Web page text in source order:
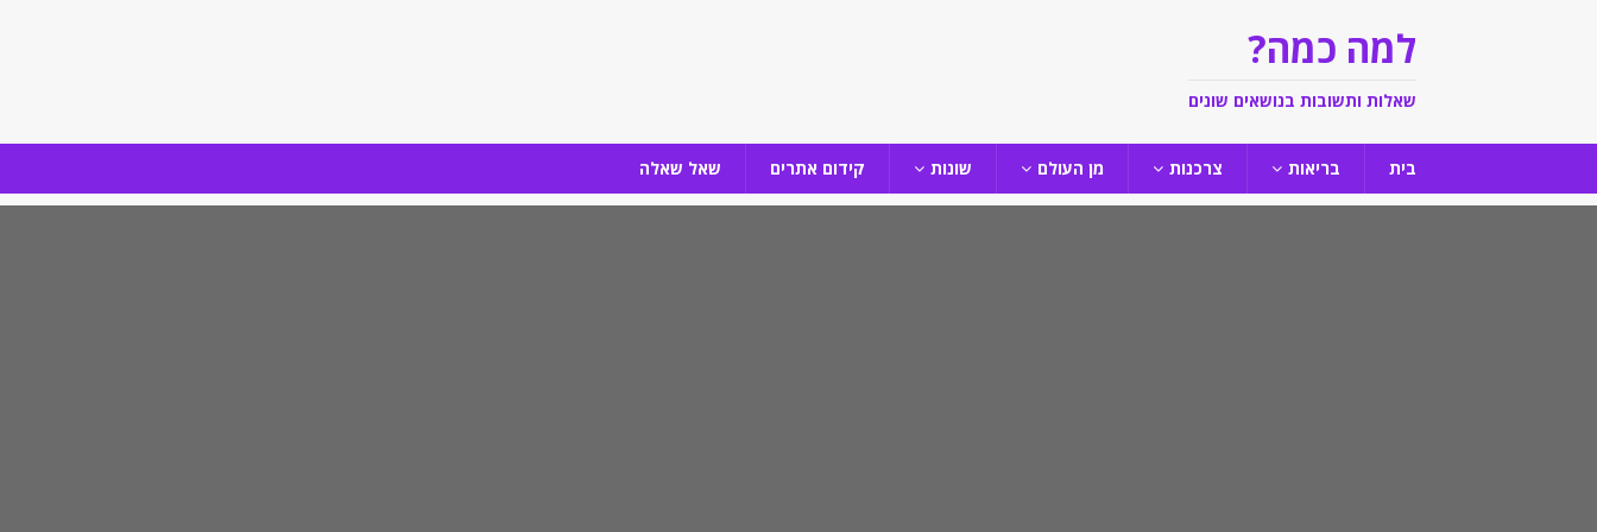
למה כמה?
שאלות ותשובות בנושאים שונים
בית בריאות צרכנות מן העולם שונות קידום אתרים שאל שאלה